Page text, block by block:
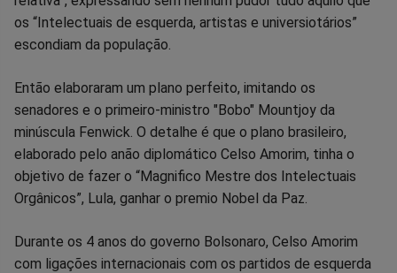
os “Intelectuais de esquerda, artistas e universiotários”
escondiam da população.
Então elaboraram um plano perfeito, imitando os
senadores e o primeiro-ministro "Bobo" Mountjoy da
minúscula Fenwick. O detalhe é que o plano brasileiro,
elaborado pelo anão diplomático Celso Amorim, tinha o
objetivo de fazer o “Magnifico Mestre dos Intelectuais
Orgânicos”, Lula, ganhar o premio Nobel da Paz.
Durante os 4 anos do governo Bolsonaro, Celso Amorim
com ligações internacionais com os partidos de esquerda